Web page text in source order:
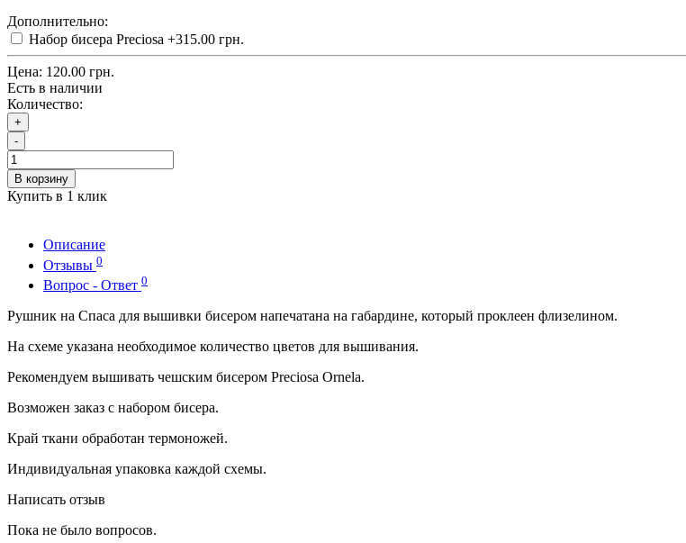
Дополнительно:
Набор бисера Preciosa +315.00 грн.
Цена: 120.00 грн.
Есть в наличии
Количество:
+
-
В корзину
Купить в 1 клик
Описание
Отзывы 0
Вопрос - Ответ 0
Рушник на Спаса для вышивки бисером напечатана на габардине, который проклеен флизелином.
На схеме указана необходимое количество цветов для вышивания.
Рекомендуем вышивать чешским бисером Preciosa Ornela.
Возможен заказ с набором бисера.
Край ткани обработан термоножей.
Индивидуальная упаковка каждой схемы.
Написать отзыв
Пока не было вопросов.